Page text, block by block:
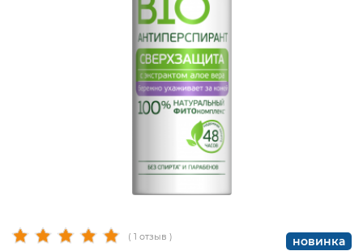
( 1 отзыв ) новинка